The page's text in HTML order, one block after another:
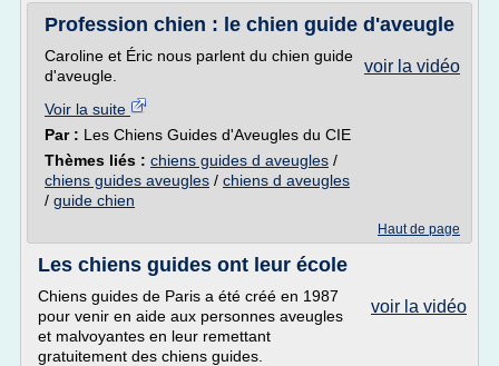
Profession chien : le chien guide d'aveugle
voir la vidéo
Caroline et Éric nous parlent du chien guide
d'aveugle.
Voir la suite
Par : Les Chiens Guides d'Aveugles du CIE
Thèmes liés : chiens guides d aveugles /
chiens guides aveugles / chiens d aveugles
/ guide chien
Haut de page
Les chiens guides ont leur école
voir la vidéo
Chiens guides de Paris a été créé en 1987
pour venir en aide aux personnes aveugles
et malvoyantes en leur remettant
gratuitement des chiens guides.